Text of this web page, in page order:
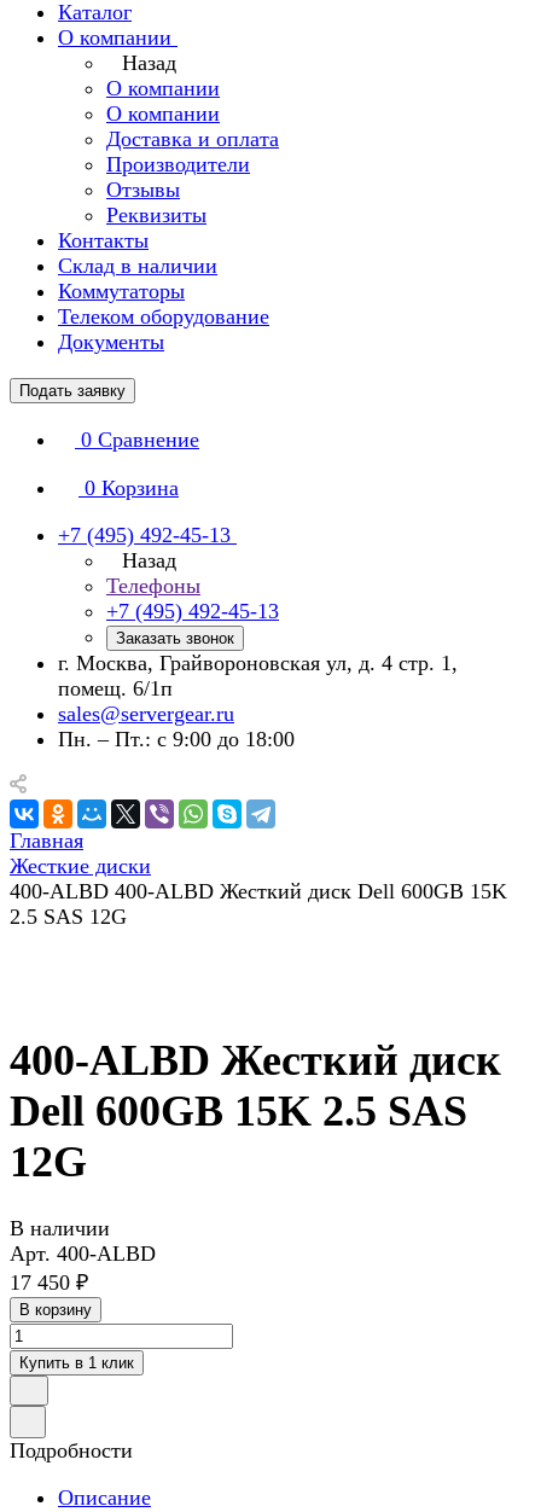
Каталог
О компании
Назад
О компании
О компании
Доставка и оплата
Производители
Отзывы
Реквизиты
Контакты
Склад в наличии
Коммутаторы
Телеком оборудование
Документы
Подать заявку
0 Сравнение
0 Корзина
+7 (495) 492-45-13
Назад
Телефоны
+7 (495) 492-45-13
Заказать звонок
г. Москва, Грайвороновская ул, д. 4 стр. 1,
помещ. 6/1п
sales@servergear.ru
Пн. – Пт.: с 9:00 до 18:00
Главная
Жесткие диски
400-ALBD 400-ALBD Жесткий диск Dell 600GB 15K
2.5 SAS 12G
400-ALBD Жесткий диск
Dell 600GB 15K 2.5 SAS
12G
В наличии
Арт. 400-ALBD
17 450 ₽
В корзину
Купить в 1 клик
Подробности
Описание